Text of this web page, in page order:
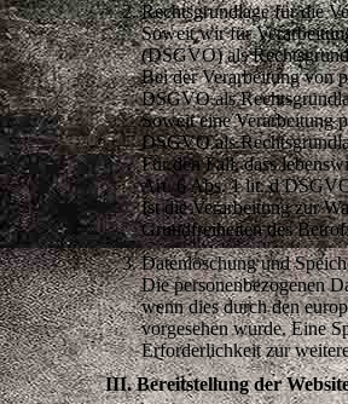
Rechtsgrundlage für die
Soweit wir für
(DSGVO) als
Bei der Verarbeitung von
DSGVO als
Soweit eine Verarbeitung
DSGVO als
Für den Fall, dass
Art. 6 Abs. 1 lit. d
Ist die Verarbeitung zur
Grundfreiheiten des
Datenlöschung und
Die personenbezogenen
wenn dies durch den
vorgesehen wurde. Eine
Erforderlichkeit zur
III. Bereitstellung der